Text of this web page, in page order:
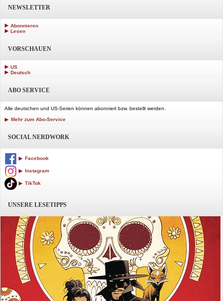
NEWSLETTER
Abonnieren
Lesen
VORSCHAUEN
US
Deutsch
ABO SERVICE
Alle deutschen und US-Serien können abonniert bzw. bestellt werden.
Mehr zum Abo-Service
SOCIAL NERDWORK
Facebook
Instagram
TikTok
UNSERE LESETIPPS